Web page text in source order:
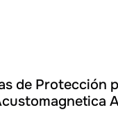
de Protección